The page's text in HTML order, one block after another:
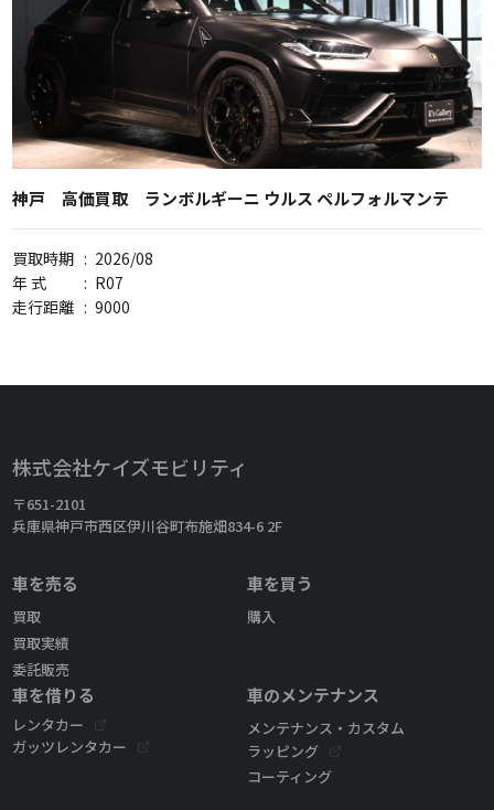
神戸 高価買取 ランボルギーニ ウルス ペルフォルマンテ
買取時期 : 2026/08
年 式
: R07
走行距離 : 9000
株式会社ケイズモビリティ
〒651-2101
兵庫県神戸市西区伊川谷町布施畑834-6 2F
車を売る
買取
買取実績
委託販売
車を買う
購入
車を借りる
レンタカー
ガッツレンタカー
車のメンテナンス
メンテナンス・カスタム
ラッピング
コーティング